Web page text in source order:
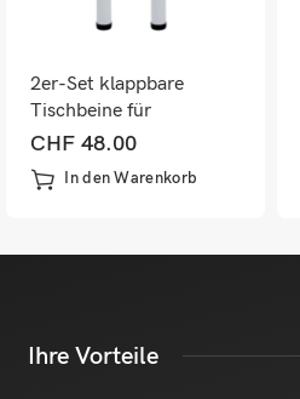
2er-Set klappbare
Tischbeine für
Schreibtisch/Esstisch
72cm weiss
CHF 48.00
In den Warenkorb
Ihre Vorteile